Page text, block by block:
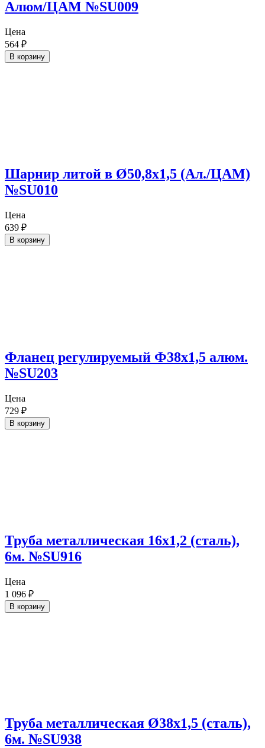
Алюм/ЦАМ №SU009
Цена
564 ₽
В корзину
Шарнир литой в Ø50,8х1,5 (Ал./ЦАМ)
№SU010
Цена
639 ₽
В корзину
Фланец регулируемый Ф38х1,5 алюм.
№SU203
Цена
729 ₽
В корзину
Труба металлическая 16х1,2 (сталь),
6м. №SU916
Цена
1 096 ₽
В корзину
Труба металлическая Ø38х1,5 (сталь),
6м. №SU938